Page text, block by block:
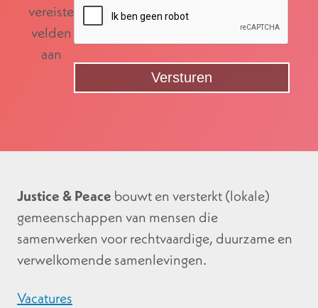
vereiste
velden
aan
Justice & Peace bouwt en versterkt (lokale)
gemeenschappen van mensen die
samenwerken voor rechtvaardige, duurzame en
verwelkomende samenlevingen.
Vacatures